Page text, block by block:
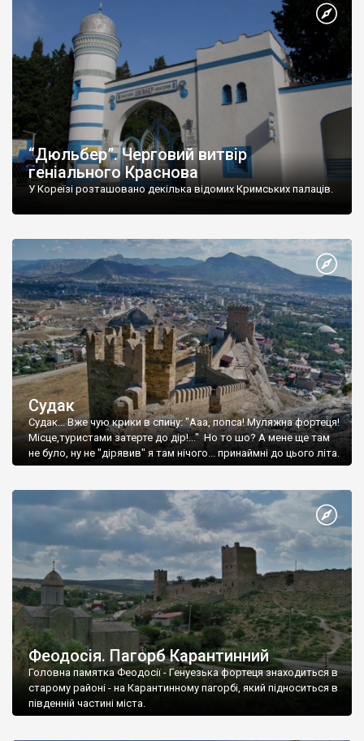
“Дюльбер”. Черговий витвір
геніального Краснова
У Кореїзі розташовано декілька відомих Кримських палаців.
Судак
Судак... Вже чую крики в спину: "Ааа, попса! Муляжна фортеця!
Місце,туристами затерте до дір!..." Но то шо? А мене ще там
не було, ну не "дірявив" я там нічого... принаймні до цього літа.
Феодосія. Пагорб Карантинний
Головна памятка Феодосії - Генуезька фортеця знаходиться в
старому районі - на Карантинному пагорбі, який підноситься в
південній частині міста.